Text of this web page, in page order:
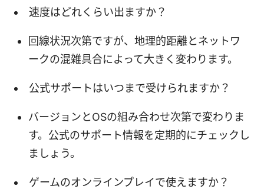
速度はどれくらい出ますか？
回線状況次第ですが、地理的距離とネットワ
ークの混雑具合によって大きく変わります。
公式サポートはいつまで受けられますか？
バージョンとOSの組み合わせ次第で変わりま
す。公式のサポート情報を定期的にチェックし
ましょう。
ゲームのオンラインプレイで使えますか？